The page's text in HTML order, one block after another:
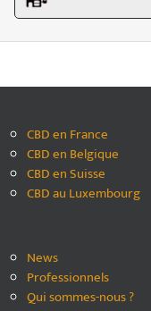
CBD en France
CBD en Belgique
CBD en Suisse
CBD au Luxembourg
News
Professionnels
Qui sommes-nous ?